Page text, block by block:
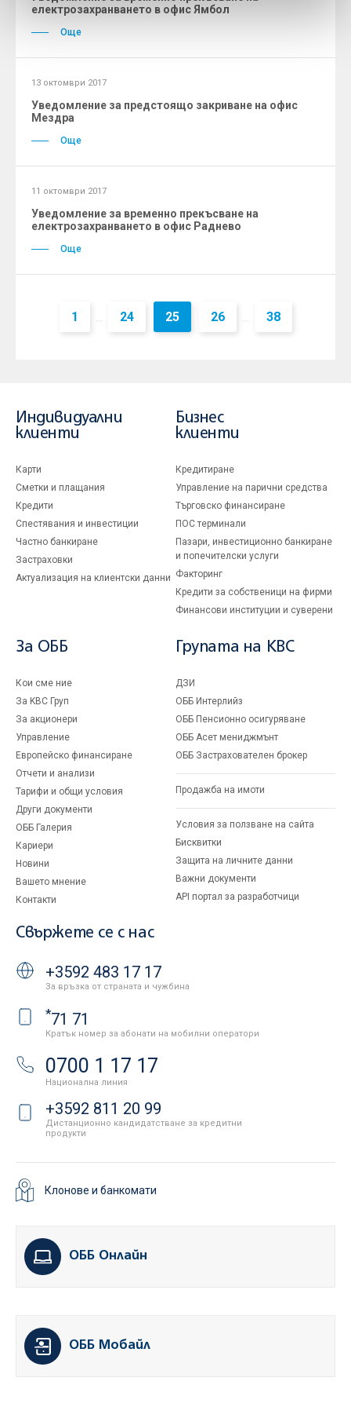
електрозахранването в офис Ямбол
Още
13 октомври 2017
Уведомление за предстоящо закриване на офис
Мездра
Още
11 октомври 2017
Уведомление за временно прекъсване на
електрозахранването в офис Раднево
Още
1 ... 24 25 26 ... 38
Индивидуални
клиенти
Карти
Сметки и плащания
Кредити
Спестявания и инвестиции
Частно банкиране
Застраховки
Актуализация на клиентски данни
Бизнес
клиенти
Кредитиране
Управление на парични средства
Търговско финансиране
ПОС терминали
Пазари, инвестиционно банкиране
и попечителски услуги
Факторинг
Кредити за собственици на фирми
Финансови институции и суверени
За ОББ
Кои сме ние
За KBC Груп
За акционери
Управление
Европейско финансиране
Отчети и анализи
Тарифи и общи условия
Други документи
ОББ Галерия
Кариери
Новини
Вашето мнение
Контакти
Групата на KBC
ДЗИ
ОББ Интерлийз
ОББ Пенсионно осигуряване
ОББ Асет мениджмънт
ОББ Застрахователен брокер
Продажба на имоти
Условия за ползване на сайта
Бисквитки
Защита на личните данни
Важни документи
API портал за разработчици
Свържете се с нас
+3592 483 17 17
За връзка от страната и чужбина
*71 71
Кратък номер за абонати на мобилни оператори
0700 1 17 17
Национална линия
+3592 811 20 99
Дистанционно кандидатстване за кредитни
продукти
Клонове и банкомати
ОББ Онлайн
ОББ Мобайл